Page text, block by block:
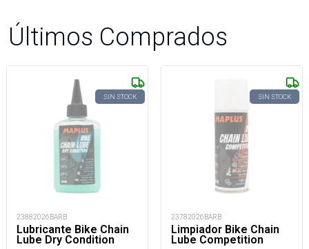
Últimos Comprados
SIN STOCK
23882026BARB
Lubricante Bike Chain
Lube Dry Condition
SIN STOCK
23782026BARB
Limpiador Bike Chain
Lube Competition